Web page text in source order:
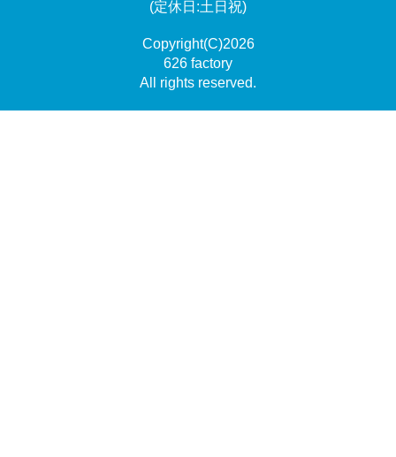
(定休日:土日祝)
Copyright(C)2026
626 factory
All rights reserved.